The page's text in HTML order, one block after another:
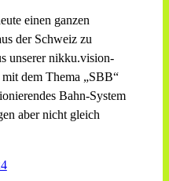
einen ganzen
der Schweiz zu
unserer nikku.vision-
dem Thema „SBB“
Bahn-System
aber nicht gleich